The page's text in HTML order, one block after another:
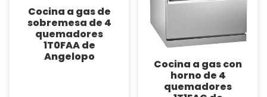
Cocina a gas de
sobremesa de 4
quemadores
1T0FAA de
Angelopo
Cocina a gas con
horno de 4
quemadores